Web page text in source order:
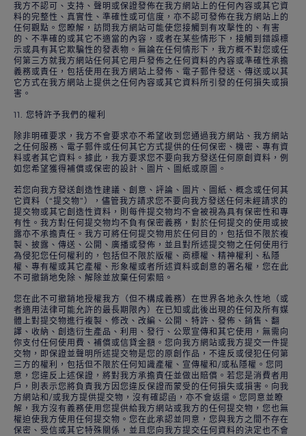
我方不認可、支持、聲明或保證發佈在我方網站上的任何內容或其它資
料的完整性、真實性、準確性或可信度，亦不認可發佈在我方網站上的
任何觀點。您瞭解，訪問我方網站可能使您接觸到有攻擊性的、有害
的、不準確的或其它不適當的內容，或者在某些情形下，接觸到錯誤標
示或具有其它欺騙性的發表物。無論在任何情形下，我方概不對您或任
何第三方就我方網站任何其它用戶發佈之任何資料的內容或準確性承擔
義務或責任，包括使用在我方網站上發佈、電子郵件發送、傳送或以其
它方式在我方網站上提供之任何內容或其它資料所引發的任何損失或損
害。
11. 您特許予我們的權利
除非明確要求，我方不會要求亦不希望收到您通過我方網站、我方網站
之任何服務、電子郵件或任何其它方式提供的任何保密、機密、專有資
料或者其它資料。據此，我方要求您不要向我方發送任何原創資料，例
如您希望獲得補償或保密的設計、圖片、圖紙或原圖。
若您向我方發送創造性建議、創意、評論、圖片、圖紙、概念或任何其
它資料（“提交物”），儘管我方請求您不要向我方發送任何未經請求的
提交物或其它創造性資料，則每件提交物均不會被視為具有保密性和專
有性。我方對任何提交物均不負有保密義務，對於任何提交的使用或披
露亦不承擔責任。我方可將任何提交物用於任何目的，包括但不限於複
製、披露、傳送、公開、廣播或發佈，並且對所述提交物之任何使用行
為侵犯您任何權利的，包括但不限於版權、商標權、精神權利、私隱
權、專有權或其它產權、形象權或者所述資料或創意的署名權，您在此
不可撤銷地免除、解除並放棄任何索賠。
您在此不可撤銷地授權我方（但不構成義務）在世界各地永久性地（或
者適用法律可能允許的最長期限內）在已知或此後出現的任何及所有媒
體上對提交物進行複製、修改、改編、公開、特許、發佈、銷售、翻
譯、收納、創造衍生產品、利用、發行、公眾宣傳和其它使用，無需向
你支付任何使用費、補償或信貸金額。您向我方網站或我方提交一件提
交物，即保證並聲明所述提交物是您的原創作品，不違反或侵犯任何第
三方的權利，包括但不限於任何知識產權、宣傳權和/或私隱權。您同
意，您違反上述保證，將對我方承擔責任並做出賠償。若您是消費者用
戶，則表示您將負責我方因您違反保證而蒙受的任何損失或損害。向我
方網站和/或我方提供提交物，沒有確認函，亦不會返還。您同意並瞭
解，我方沒有義務使用您提供給我方網站或我方的任何提交物，您也無
權迫使我方使用任何提交物。您在此承認並同意，您與我方之間不存在
保密、受信或其它特殊關係，並且您向我方提交任何資料的決定也不會